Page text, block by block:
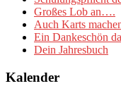
Großes Lob an….
Auch Karts
Ein Dankeschön
Dein Jahresbuch
Kalender